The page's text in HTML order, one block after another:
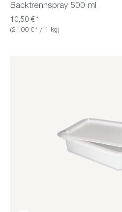
Backtrennspray 500 ml
10,50 €*
(21,00 €* / 1 kg)